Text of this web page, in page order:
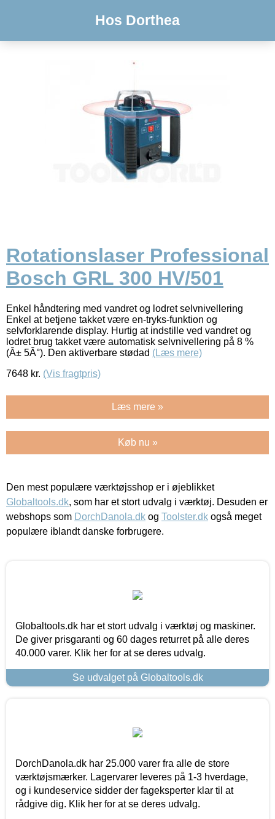
Hos Dorthea
Rotationslaser Professional
Bosch GRL 300 HV/501
Enkel håndtering med vandret og lodret selvnivellering
Enkel at betjene takket være en-tryks-funktion og
selvforklarende display. Hurtig at indstille ved vandret og
lodret brug takket være automatisk selvnivellering på 8 %
(Â± 5Â°). Den aktiverbare stødad (Læs mere)
7648 kr. (Vis fragtpris)
Læs mere »
Køb nu »
Den mest populære værktøjsshop er i øjeblikket
Globaltools.dk, som har et stort udvalg i værktøj. Desuden er
webshops som DorchDanola.dk og Toolster.dk også meget
populære iblandt danske forbrugere.
Globaltools.dk har et stort udvalg i værktøj og maskiner.
De giver prisgaranti og 60 dages returret på alle deres
40.000 varer. Klik her for at se deres udvalg.
Se udvalget på Globaltools.dk
DorchDanola.dk har 25.000 varer fra alle de store
værktøjsmærker. Lagervarer leveres på 1-3 hverdage,
og i kundeservice sidder der fageksperter klar til at
rådgive dig. Klik her for at se deres udvalg.